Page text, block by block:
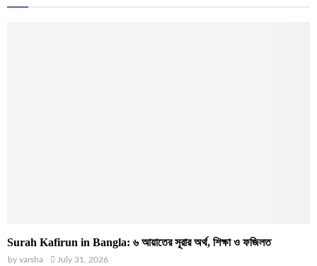
Surah Kafirun in Bangla: ৬ আয়াতের সূরার অর্থ, শিক্ষা ও ফজিলত
by varsha July 31, 2026